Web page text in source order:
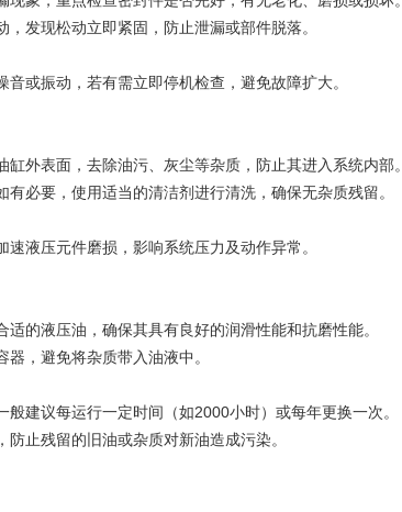
发现松动立即紧固，防止泄漏或部件脱落。
或振动，若有需立即停机检查，避免故障扩大。
外表面，去除油污、灰尘等杂质，防止其进入系统内部。
必要，使用适当的清洁剂进行清洗，确保无杂质残留。
液压元件磨损，影响系统压力及动作异常。
的液压油，确保其具有良好的润滑性能和抗磨性能。
，避免将杂质带入油液中。
建议每运行一定时间（如2000小时）或每年更换一次。
止残留的旧油或杂质对新油造成污染。